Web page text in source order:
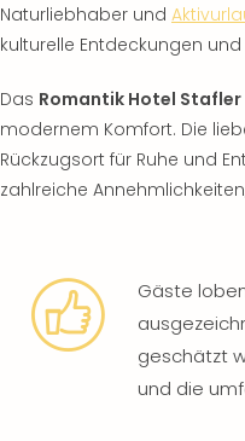
Naturliebhaber und
kulturelle Entdeckungen
Das Romantik Hotel Stafler
modernem Komfort. Die
Rückzugsort für Ruhe und
zahlreiche
Gäste
geschätzt
und die